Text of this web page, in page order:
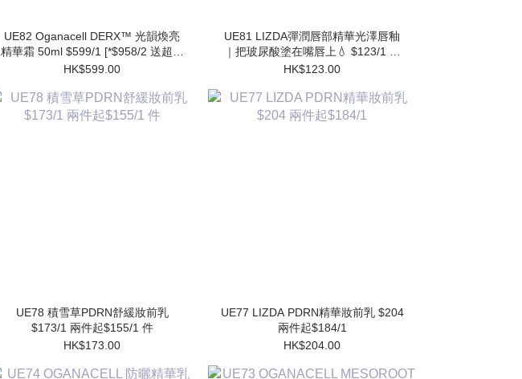
UE82 Oganacell DERX™ 光韻煥亮
精華霜 50ml $599/1 [*$958/2 送超勝
肽爽膚水15ml*4 支 ][*$1437/3送 超
系列任選6件送 超勝肽爽膚水
15ml*8+超勝肽安瓶10ml*8】
HK$599.00
UE81 LIZDA彈潤唇部精華光澤唇釉
｜把玻尿酸塗在嘴唇上💧 $123/1 兩
支起$110/1
HK$123.00
UE78 積雪草PDRN舒緩妝前乳
$173/1 兩件起$155/1 件
HK$173.00
UE77 LIZDA PDRN精華妝前乳 $204
兩件起$184/1
HK$204.00